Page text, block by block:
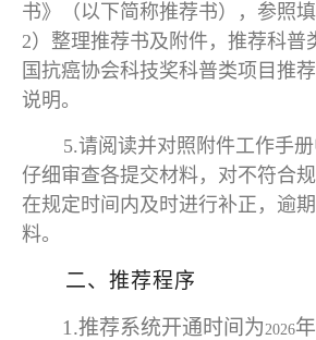
书》（以下简称推荐书），参照
2）整理推荐书及附件，推荐科普
国抗癌协会科技奖科普类项目推
说明。
5.请阅读并对照附件工作手
仔细审查各提交材料，对不符合
在规定时间内及时进行补正，逾
料。
二、推荐程序
1.推荐系统开通时间为2026年